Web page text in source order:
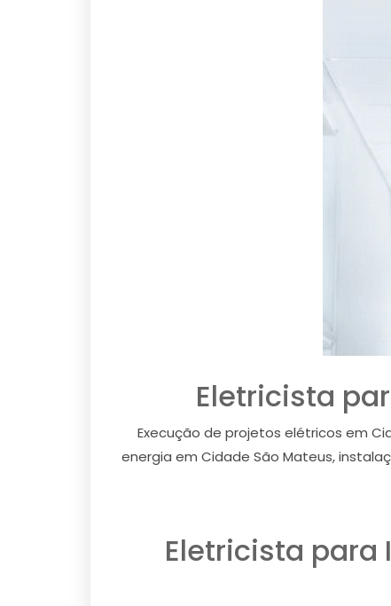
Eletricista
Execução de projetos elétricos em
energia em Cidade São Mateus,
Eletricista para